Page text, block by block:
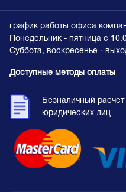
график работы офиса
Понедельник - пятница с
Суббота, воскресенье -
Доступные методы оплаты
Безналичный расчет
юридических лиц